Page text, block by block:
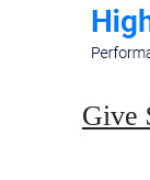
Give